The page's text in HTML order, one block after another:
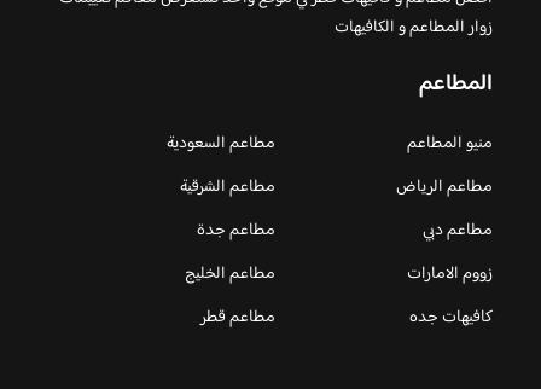
زوار المطاعم و الكافيهات
المطاعم
منيو المطاعم
مطاعم السعودية
مطاعم الرياض
مطاعم الشرقية
مطاعم دبي
مطاعم جدة
زووم الامارات
مطاعم الخليج
كافيهات جده
مطاعم قطر